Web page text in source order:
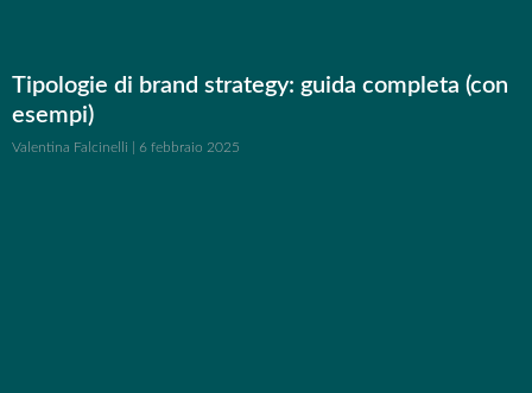
Tipologie di brand strategy: guida completa (con
esempi)
Valentina Falcinelli 6 febbraio 2025